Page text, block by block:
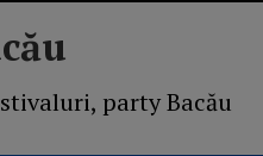
party Bacău